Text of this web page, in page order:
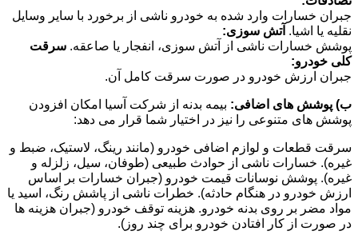
جبران خسارات وارد شده به خودرو ناشی از برخورد با سایر وسایل
نقلیه یا اشیا. آتش سوزی:
پوشش خسارات ناشی از آتش سوزی، انفجار یا صاعقه. سرقت
کلی خودرو:
جبران ارزش خودرو در صورت سرقت کامل آن.
ب) پوشش های اضافی: بیمه بدنه از شرکت آسیا امکان افزودن
پوشش های متنوعی را نیز در اختیار شما قرار می دهد:
سرقت قطعات و لوازم اضافی خودرو (مانند رینگ، لاستیک، ضبط و
غیره). خسارات ناشی از حوادث طبیعی (طوفان، سیل، زلزله و
غیره). پوشش نوسانات قیمت خودرو (جبران خسارات بر اساس
ارزش خودرو در هنگام حادثه). خطرات ناشی از پاشش رنگ، اسید یا
مواد مضر بر روی بدنه خودرو. هزینه توقف خودرو (جبران هزینه ها
در صورت از کار افتادن خودرو برای چند روز).